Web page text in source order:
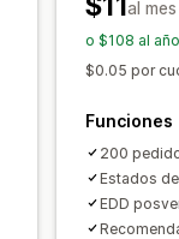
al mes
o $108 al
$0.05 por
Funciones
200
Estados
EDD